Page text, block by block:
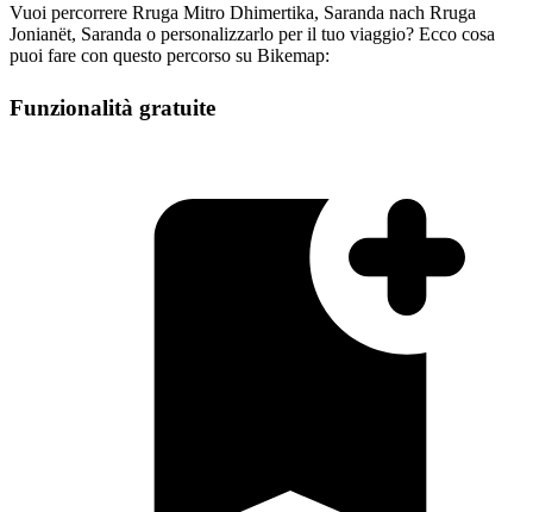
Vuoi percorrere Rruga Mitro Dhimertika, Saranda nach Rruga
Jonianët, Saranda o personalizzarlo per il tuo viaggio? Ecco cosa
puoi fare con questo percorso su Bikemap:
Funzionalità gratuite